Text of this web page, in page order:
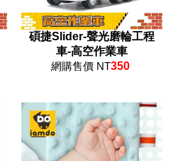
碩捷Slider-聲光磨輪工程
車-高空作業車
網購售價 NT350